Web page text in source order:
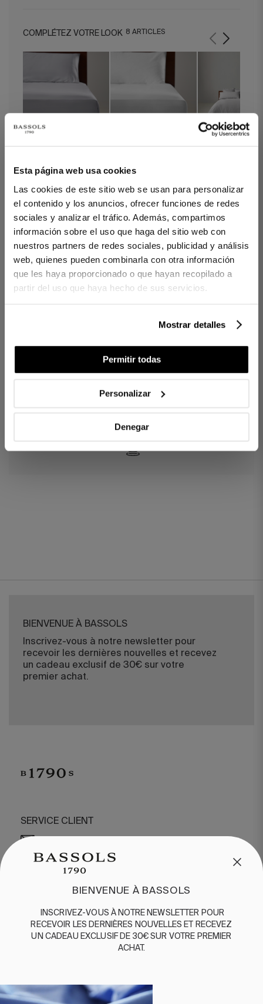
Esta página web usa cookies
Las cookies de este sitio web se usan para personalizar
el contenido y los anuncios, ofrecer funciones de redes
sociales y analizar el tráfico. Además, compartimos
información sobre el uso que haga del sitio web con
nuestros partners de redes sociales, publicidad y análisis
web, quienes pueden combinarla con otra información
que les haya proporcionado o que hayan recopilado a
partir del uso que haya hecho de sus servicios.
Mostrar detalles
Permitir todas
Personalizar
Denegar
COMPLÉTEZ VOTRE LOOK 8 ARTICLES
Gris
Blanc
Taies d' Oreiller Regent Gris
100 % combed and mercerized long staple cotton.
Tissu satin 400 fils.
Confectionné avec bourdon.
cm) / 2 taies d'oreiller à fermeture portefeuille (pour lits de
Réf. 8422636822825-agrupado
BIENVENUE À BASSOLS
Inscrivez-vous à notre newsletter pour
recevoir les dernières nouvelles et recevez
un cadeau exclusif de 30€ sur votre
premier achat.
BASSOLS
SERVICE CLIENT
QUESTIONS FRÉQUENTES
EXPÉDITION ET RETOURS
ESPAÑOL / FRANÇAIS
SUIVEZ-NOUS
BIENVENUE À BASSOLS
INSCRIVEZ-VOUS À NOTRE NEWSLETTER POUR
RECEVOIR LES DERNIÈRES NOUVELLES ET RECEVEZ
UN CADEAU EXCLUSIF DE 30€SUR VOTRE PREMIER
ACHAT.